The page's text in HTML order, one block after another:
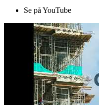
Se på YouTube